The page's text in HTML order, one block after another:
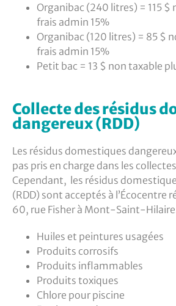
Organibac (240 litres) = 115 $
frais admin 15%
Organibac (120 litres) = 85 $
frais admin 15%
Petit bac = 13 $ non taxable
Collecte des résidus
dangereux (RDD)
Les résidus domestiques
pas pris en charge dans les
Cependant, les résidus
(RDD) sont acceptés à l’Écocentre
60, rue Fisher à Mont-Saint-
Huiles et peintures usagées
Produits corrosifs
Produits inflammables
Produits toxiques
Chlore pour piscine